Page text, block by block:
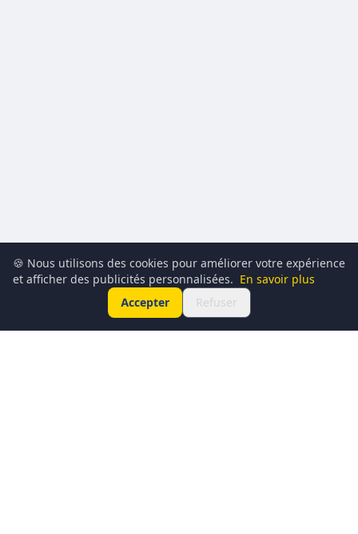
🍪 Nous utilisons des cookies pour améliorer votre expérience
et afficher des publicités personnalisées. En savoir plus
Accepter
Refuser